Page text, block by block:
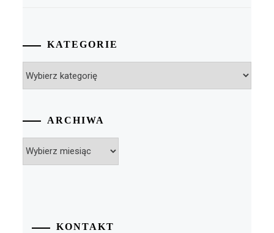
KATEGORIE
ARCHIWA
KONTAKT